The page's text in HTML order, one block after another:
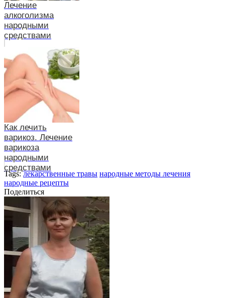
Лечение
алкоголизма
народными
средствами
Как лечить
варикоз. Лечение
варикоза
народными
средствами
Tags:лекарственные травы народные методы лечения
народные рецепты
Поделиться